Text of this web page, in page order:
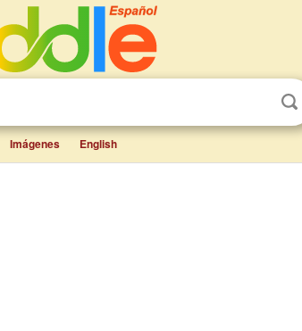
Imágenes English